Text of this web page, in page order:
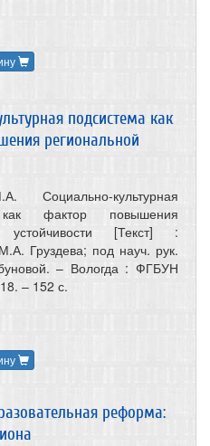
подсистема как
региональной
Социально-культурная
как фактор повышения
устойчивости [Текст] :
Груздева; под науч. рук.
– Вологда : ФГБУН
– 152 с.
реформа: